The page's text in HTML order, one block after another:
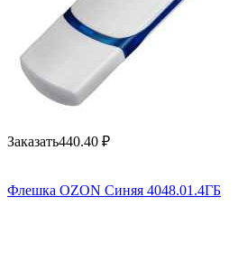
Заказать440.40 ₽
Флешка OZON Синяя 4048.01.4ГБ